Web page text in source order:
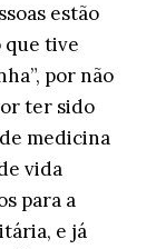
estão
que tive
por não
ter sido
medicina
vida
para a
e já